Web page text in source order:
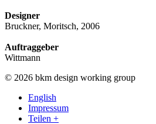
Designer
Bruckner, Moritsch, 2006
Auftraggeber
Wittmann
© 2026 bkm design working group
English
Impressum
Teilen +